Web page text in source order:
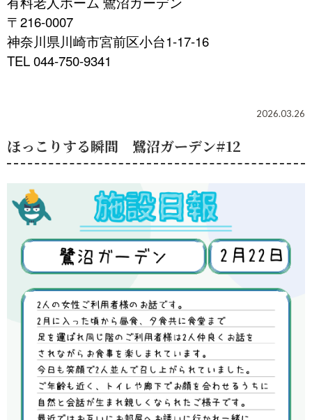
〒216-0007
神奈川県川崎市宮前区小台1-17-16
TEL 044-750-9341
2026.03.26
ほっこりする瞬間 鷺沼ガーデン#12